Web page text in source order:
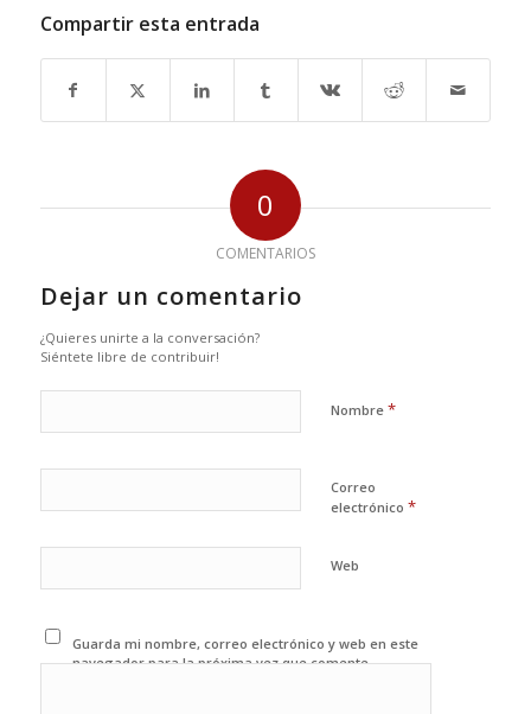
Compartir esta entrada
0
COMENTARIOS
Dejar un comentario
¿Quieres unirte a la conversación?
Siéntete libre de contribuir!
Nombre *
Correo
electrónico *
Web
Guarda mi nombre, correo electrónico y web en este
navegador para la próxima vez que comente.